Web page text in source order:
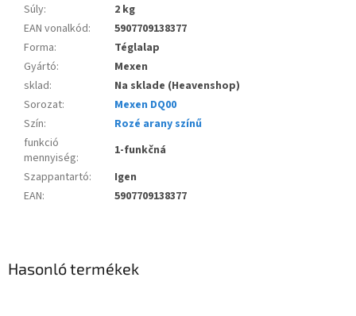
Súly:
2 kg
EAN vonalkód:
5907709138377
Forma:
Téglalap
Gyártó:
Mexen
sklad:
Na sklade (Heavenshop)
Sorozat:
Mexen DQ00
Szín:
Rozé arany színű
funkció
mennyiség:
1-funkčná
Szappantartó:
Igen
EAN: 5907709138377
Hasonló termékek